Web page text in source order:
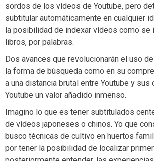
sordos de los vídeos de Youtube, pero
subtitular automáticamente en cualquier
la posibilidad de indexar vídeos como se
libros, por palabras.
Dos avances que revolucionarán el uso
la forma de búsqueda como en su
a una distancia brutal entre Youtube y sus
Youtube un valor añadido inmenso.
Imagino lo que es tener subtitulados
de vídeos japoneses o chinos. Yo que
busco técnicas de cultivo en huertos
por tener la posibilidad de localizar